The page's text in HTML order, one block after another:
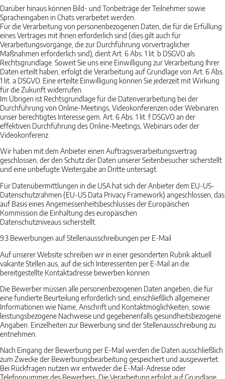
Darüber hinaus können Bild- und Tonbeiträge der Teilnehmer sowie
Spracheingaben in Chats verarbeitet werden.
Für die Verarbeitung von personenbezogenen Daten, die für die Erfüllung
eines Vertrages mit Ihnen erforderlich sind (dies gilt auch für
Verarbeitungsvorgänge, die zur Durchführung vorvertraglicher
Maßnahmen erforderlich sind), dient Art. 6 Abs. 1 lit. b DSGVO als
Rechtsgrundlage. Soweit Sie uns eine Einwilligung zur Verarbeitung Ihrer
Daten erteilt haben, erfolgt die Verarbeitung auf Grundlage von Art. 6 Abs.
1 lit. a DSGVO. Eine erteilte Einwilligung können Sie jederzeit mit Wirkung
für die Zukunft widerrufen.
Im Übrigen ist Rechtsgrundlage für die Datenverarbeitung bei der
Durchführung von Online-Meetings, Videokonferenzen oder Webinaren
unser berechtigtes Interesse gem. Art. 6 Abs. 1 lit. f DSGVO an der
effektiven Durchführung des Online-Meetings, Webinars oder der
Videokonferenz.
Wir haben mit dem Anbieter einen Auftragsverarbeitungsvertrag
geschlossen, der den Schutz der Daten unserer Seitenbesucher sicherstellt
und eine unbefugte Weitergabe an Dritte untersagt.
Für Datenübermittlungen in die USA hat sich der Anbieter dem EU-US-
Datenschutzrahmen (EU-US Data Privacy Framework) angeschlossen, das
auf Basis eines Angemessenheitsbeschlusses der Europäischen
Kommission die Einhaltung des europäischen
Datenschutzniveaus sicherstellt.
9.3 Bewerbungen auf Stellenausschreibungen per E-Mail
Auf unserer Website schreiben wir in einer gesonderten Rubrik aktuell
vakante Stellen aus, auf die sich Interessenten per E-Mail an die
bereitgestellte Kontaktadresse bewerben können.
Die Bewerber müssen alle personenbezogenen Daten angeben, die für
eine fundierte Beurteilung erforderlich sind, einschließlich allgemeiner
Informationen wie Name, Anschrift und Kontaktmöglichkeiten, sowie
leistungsbezogene Nachweise und gegebenenfalls gesundheitsbezogene
Angaben. Einzelheiten zur Bewerbung sind der Stellenausschreibung zu
entnehmen.
Nach Eingang der Bewerbung per E-Mail werden die Daten ausschließlich
zum Zwecke der Bewerbungsbearbeitung gespeichert und ausgewertet.
Bei Rückfragen nutzen wir entweder die E-Mail-Adresse oder